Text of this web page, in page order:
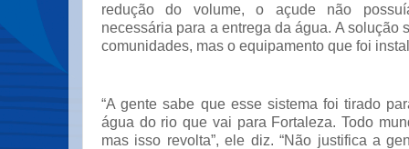
redução do volume, o açude não
necessária para a entrega da água. A solução
comunidades, mas o equipamento que foi
“A gente sabe que esse sistema foi tirado
água do rio que vai para Fortaleza. Todo
mas isso revolta”, ele diz. “Não justifica a